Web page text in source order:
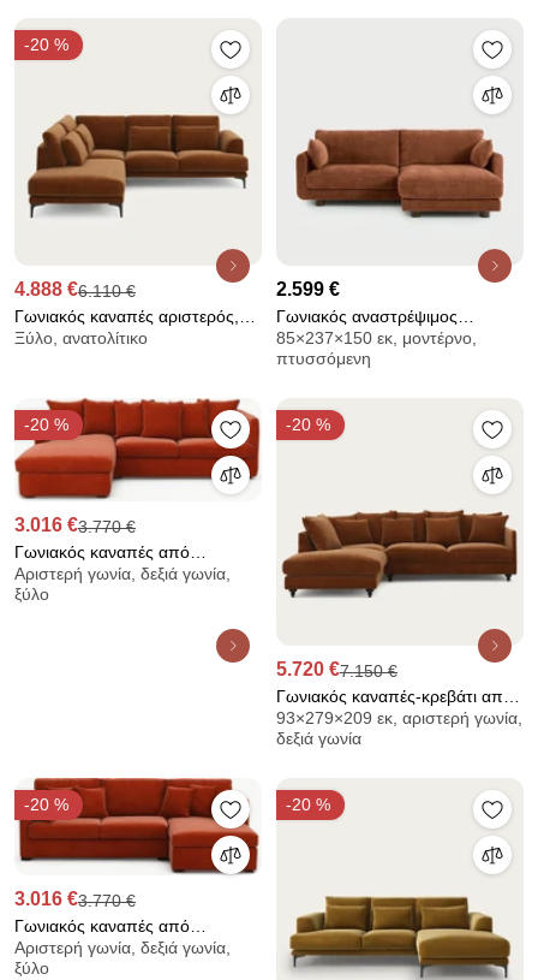
-20 %
4.888 €6.110 €
Γωνιακός καναπές αριστερός,
από βελούδινo chenille, Marsile
Ξύλο, ανατολίτικο
2.599 €
Γωνιακός αναστρέψιμος
καναπές 3 θέσεων από χοντρό
chenille, EMILIO
85×237×150 εκ, μοντέρνο,
πτυσσόμενη
-20 %
3.016 €3.770 €
Γωνιακός καναπές από
βελούδο, Néo Chiquito
Αριστερή γωνία, δεξιά γωνία,
ξύλο
-20 %
5.720 €7.150 €
Γωνιακός καναπές-κρεβάτι από
βελούδο, Lazare
93×279×209 εκ, αριστερή γωνία,
δεξιά γωνία
-20 %
3.016 €3.770 €
Γωνιακός καναπές από
βελούδο, Neo Kinkajou
Αριστερή γωνία, δεξιά γωνία,
ξύλο
-20 %